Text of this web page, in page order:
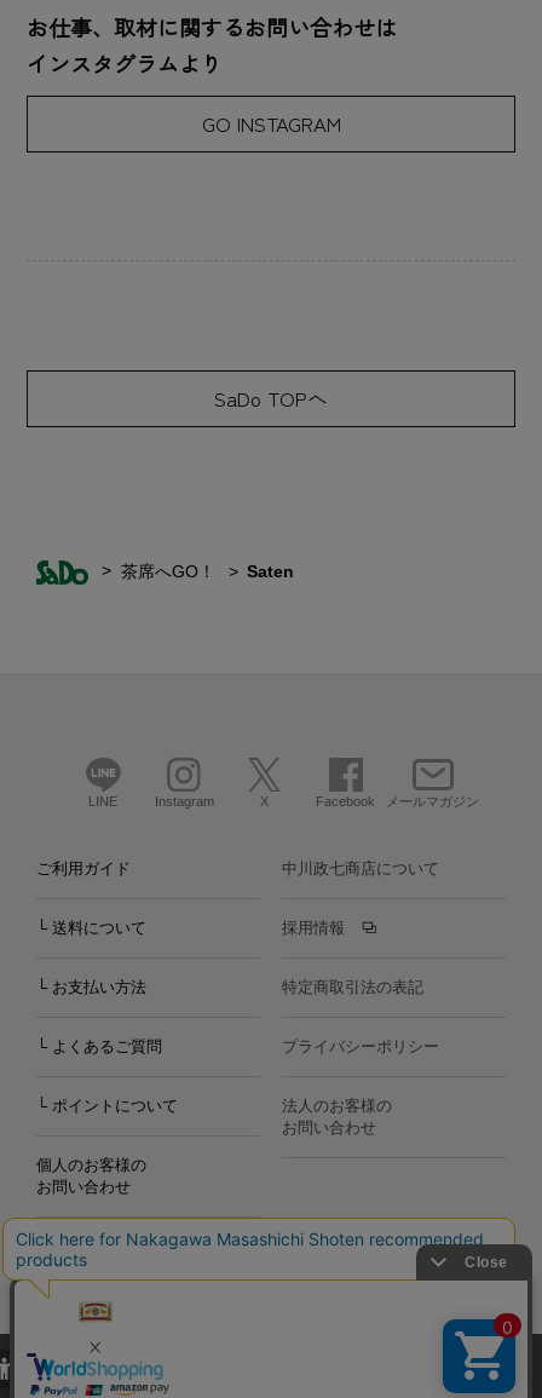
お仕事、取材に関するお問い合わせは
インスタグラムより
GO INSTAGRAM
SaDo TOPへ
茶席へGO！ Saten
LINE Instagram X Facebook メールマガジン
ご利用ガイド
└ 送料について
└ お支払い方法
└ よくあるご質問
└ ポイントについて
個人のお客様の
お問い合わせ
中川政七商店について
採用情報
特定商取引法の表記
プライバシーポリシー
法人のお客様の
お問い合わせ
Copyright©2000-2026
Nakagawa Masashichi Shoten All Rights Reserved.
当サイトでは、当サイト内における閲覧履歴・属性情報などの取得およ
び利便性向上のためにクッキー（Cookie）を使用いたします。詳細に